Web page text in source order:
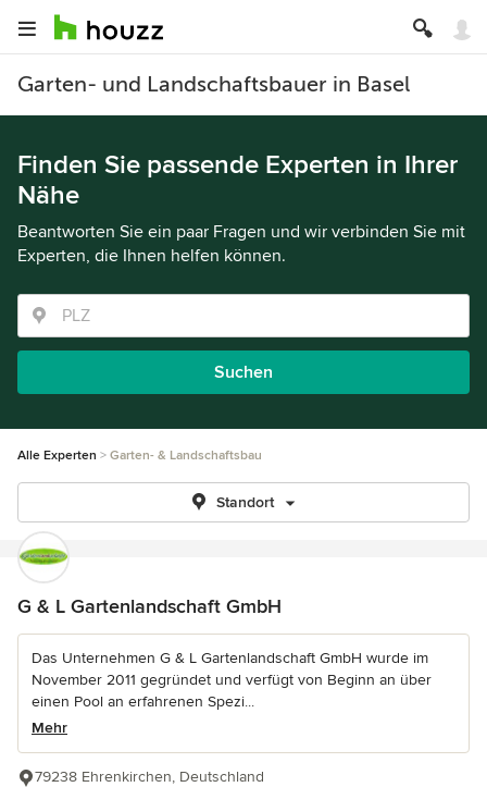
Garten- und Landschaftsbauer in Basel
Finden Sie passende Experten in Ihrer
Nähe
Beantworten Sie ein paar Fragen und wir verbinden Sie mit
Experten, die Ihnen helfen können.
Suchen
Alle Experten Garten- & Landschaftsbau
Standort
G & L Gartenlandschaft GmbH
Das Unternehmen G & L Gartenlandschaft GmbH wurde im
November 2011 gegründet und verfügt von Beginn an über
einen Pool an erfahrenen Spezi...
Mehr
79238 Ehrenkirchen, Deutschland